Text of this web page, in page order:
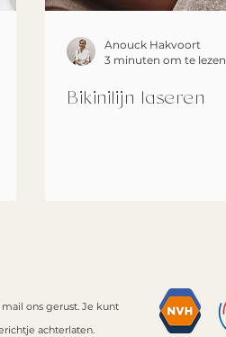
Anouck Hakvoort
3 minuten om te lezen
Bikinilijn laseren
ons gerust. Je kunt
achterlaten.